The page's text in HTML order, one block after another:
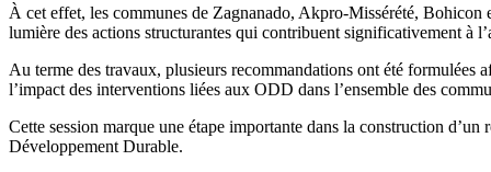
À cet effet, les communes de Zagnanado, Akpro-Missérété,
lumière des actions structurantes qui contribuent significativement à
Au terme des travaux, plusieurs recommandations ont été formulées
l’impact des interventions liées aux ODD dans l’ensemble des
Cette session marque une étape importante dans la construction
Développement Durable.